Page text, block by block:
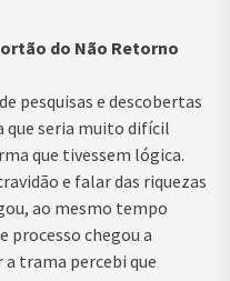
do Não Retorno
pesquisas e descobertas
que seria muito difícil
que tivessem lógica.
e falar das riquezas
ao mesmo tempo
processo chegou a
a trama percebi que